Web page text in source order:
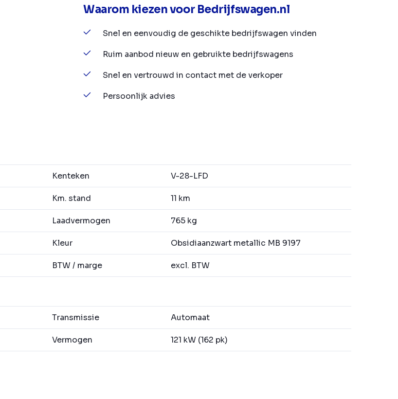
Waarom kiezen voor Bedrijfswagen.nl
Snel en eenvoudig de geschikte bedrijfswagen vinden
Ruim aanbod nieuw en gebruikte bedrijfswagens
Snel en vertrouwd in contact met de verkoper
Persoonlijk advies
Kenteken V-28-LFD
Km. stand 11 km
Laadvermogen 765 kg
Kleur Obsidiaanzwart metallic MB 9197
BTW / marge excl. BTW
Transmissie Automaat
Vermogen 121 kW (162 pk)